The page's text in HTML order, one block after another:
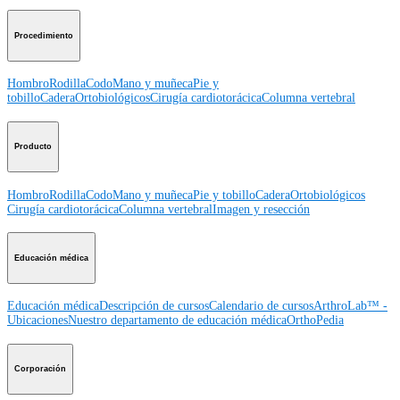
Procedimiento
HombroRodillaCodoMano y muñecaPie y
tobilloCaderaOrtobiológicosCirugía cardiotorácicaColumna vertebral
Producto
HombroRodillaCodoMano y muñecaPie y tobilloCaderaOrtobiológicos
Cirugía cardiotorácicaColumna vertebralImagen y resección
Educación médica
Educación médicaDescripción de cursosCalendario de cursosArthroLab™ -
UbicacionesNuestro departamento de educación médicaOrthoPedia
Corporación